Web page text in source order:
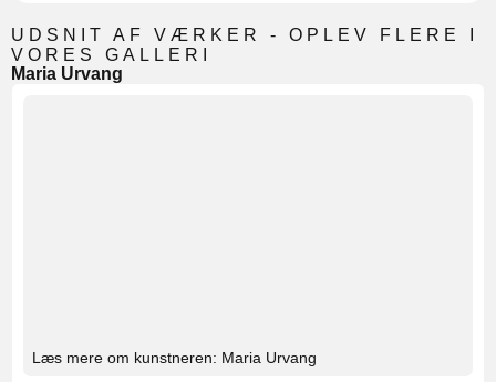
UDSNIT AF VÆRKER - OPLEV FLERE I
VORES GALLERI
Maria Urvang
Læs mere om kunstneren: Maria Urvang